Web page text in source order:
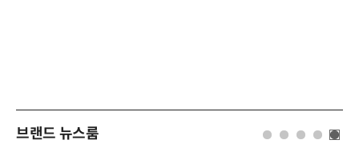
브랜드 뉴스룸